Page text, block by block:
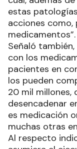
estas
acciones
medicamentos”.
Señaló
con los
pacientes en
los pueden
20 mil millones,
desencadenar
es medicación
muchas otras
Al respecto